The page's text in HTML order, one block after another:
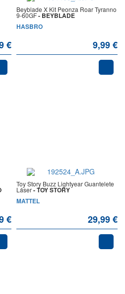
€
Beyblade X Kit Peonza Roar Tyranno
9-60GF- BEYBLADE
HASBRO
9,99 €
€
Toy Story Buzz Lightyear Guantelete
Láser- TOY STORY
MATTEL
29,99 €